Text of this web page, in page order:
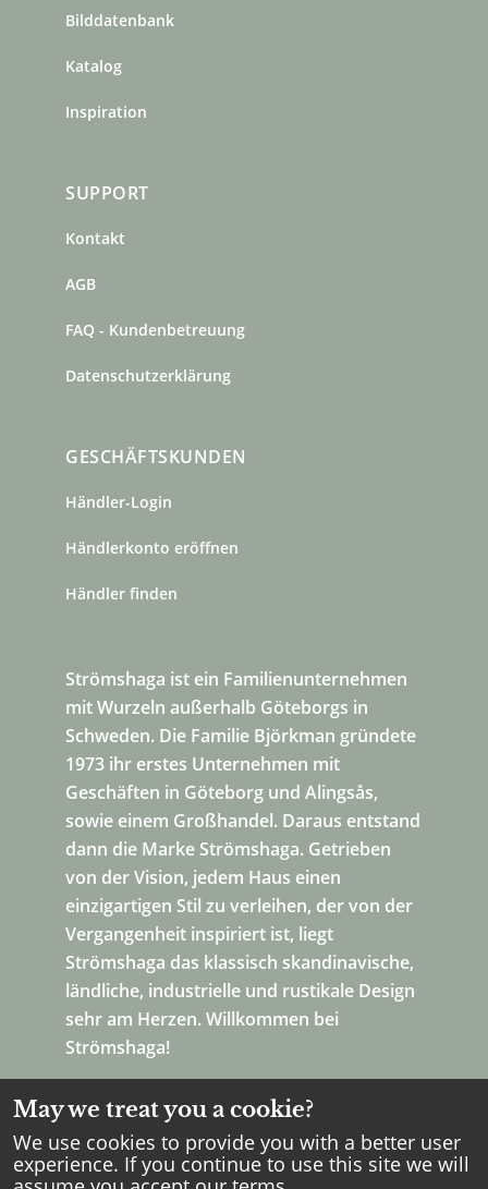
Strömshaga ist ein Familienunternehmen
mit Wurzeln außerhalb Göteborgs in
Schweden. Die Familie Björkman gründete
1973 ihr erstes Unternehmen mit
Geschäften in Göteborg und Alingsås,
sowie einem Großhandel. Daraus entstand
dann die Marke Strömshaga. Getrieben
von der Vision, jedem Haus einen
einzigartigen Stil zu verleihen, der von der
Vergangenheit inspiriert ist, liegt
Strömshaga das klassisch skandinavische,
ländliche, industrielle und rustikale Design
sehr am Herzen. Willkommen bei
Strömshaga!
Bilddatenbank
Katalog
Inspiration
SUPPORT
Kontakt
AGB
FAQ - Kundenbetreuung
Datenschutzerklärung
GESCHÄFTSKUNDEN
Händler-Login
Händlerkonto eröffnen
Händler finden
May we treat you a cookie?
We use cookies to provide you with a better user
experience. If you continue to use this site we will